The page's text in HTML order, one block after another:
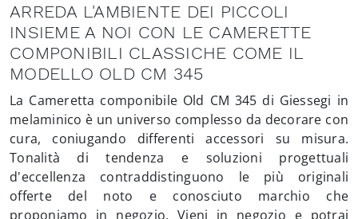
ARREDA L'AMBIENTE DEI PICCOLI
INSIEME A NOI CON LE CAMERETTE
COMPONIBILI CLASSICHE COME IL
MODELLO OLD CM 345
La Cameretta componibile Old CM 345 di Giessegi in
melaminico è un universo complesso da decorare con
cura, coniugando differenti accessori su misura.
Tonalità di tendenza e soluzioni progettuali
d'eccellenza contraddistinguono le più originali
offerte del noto e conosciuto marchio che
proponiamo in negozio. Vieni in negozio e potrai